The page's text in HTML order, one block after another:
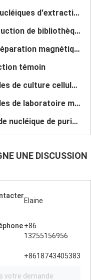
Kits acides nucléiques d'extraction
Kit de construction de bibliothèque d'ADN
Support de séparation magnétique
témoin
Consommables de culture cellulaire
Consommables de laboratoire médical
Système acide nucléique de purification
UNE DISCUSSION
Elaine
+86
13255156956
+8618743405383